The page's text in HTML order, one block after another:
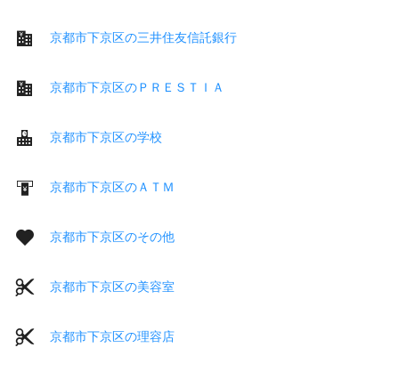
京都市下京区の三井住友信託銀行
京都市下京区のＰＲＥＳＴＩＡ
京都市下京区の学校
京都市下京区のＡＴＭ
京都市下京区のその他
京都市下京区の美容室
京都市下京区の理容店